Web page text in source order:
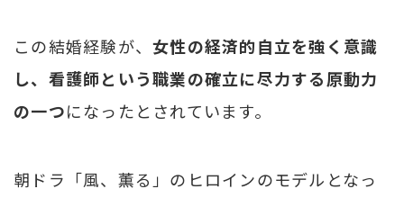
この結婚経験が、女性の経済的自立を強く意識
し、看護師という職業の確立に尽力する原動力
の一つになったとされています。
朝ドラ「風、薫る」のヒロインのモデルとなっ